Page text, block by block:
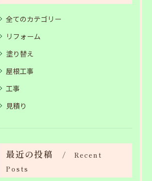
全てのカテゴリー
リフォーム
塗り替え
屋根工事
工事
見積り
最近の投稿
Recent
Posts